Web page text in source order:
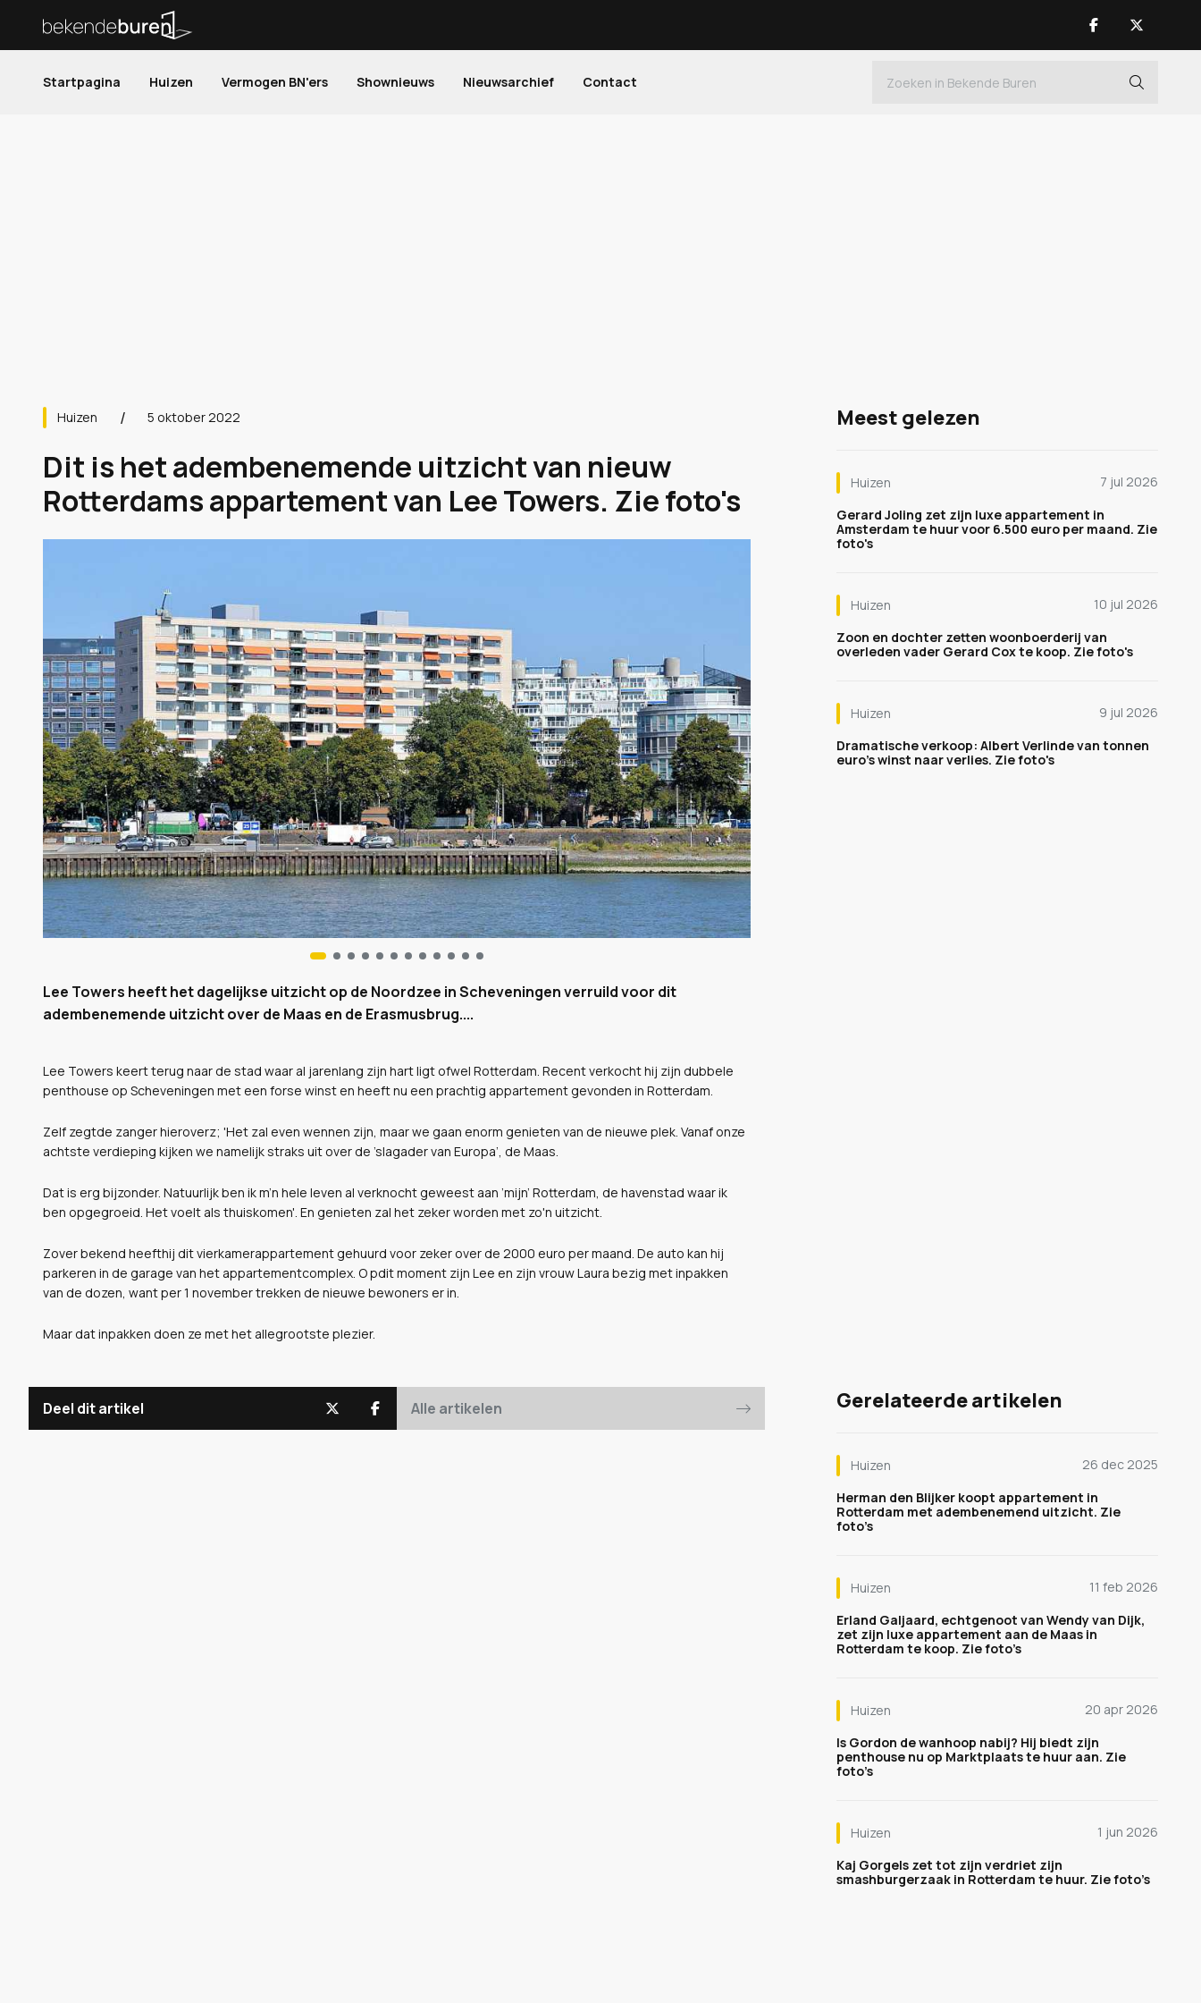
Startpagina Huizen Vermogen BN'ers Shownieuws Nieuwsarchief Contact
Huizen 5 oktober 2022
Dit is het adembenemende uitzicht van nieuw
Rotterdams appartement van Lee Towers. Zie foto's
Lee Towers heeft het dagelijkse uitzicht op de Noordzee in Scheveningen verruild voor dit
adembenemende uitzicht over de Maas en de Erasmusbrug....
Lee Towers keert terug naar de stad waar al jarenlang zijn hart ligt ofwel Rotterdam. Recent verkocht hij zijn dubbele
penthouse op Scheveningen met een forse winst en heeft nu een prachtig appartement gevonden in Rotterdam.
Zelf zegtde zanger hieroverz; 'Het zal even wennen zijn, maar we gaan enorm genieten van de nieuwe plek. Vanaf onze
achtste verdieping kijken we namelijk straks uit over de ’slagader van Europa’, de Maas.
Dat is erg bijzonder. Natuurlijk ben ik m’n hele leven al verknocht geweest aan ’mijn’ Rotterdam, de havenstad waar ik
ben opgegroeid. Het voelt als thuiskomen'. En genieten zal het zeker worden met zo'n uitzicht.
Zover bekend heefthij dit vierkamerappartement gehuurd voor zeker over de 2000 euro per maand. De auto kan hij
parkeren in de garage van het appartementcomplex. O pdit moment zijn Lee en zijn vrouw Laura bezig met inpakken
van de dozen, want per 1 november trekken de nieuwe bewoners er in.
Maar dat inpakken doen ze met het allegrootste plezier.
Deel dit artikel Alle artikelen
Meest gelezen
Huizen
7 jul 2026
Gerard Joling zet zijn luxe appartement in
Amsterdam te huur voor 6.500 euro per maand. Zie
foto's
Huizen
10 jul 2026
Zoon en dochter zetten woonboerderij van
overleden vader Gerard Cox te koop. Zie foto's
Huizen
9 jul 2026
Dramatische verkoop: Albert Verlinde van tonnen
euro's winst naar verlies. Zie foto's
Gerelateerde artikelen
Huizen
26 dec 2025
Herman den Blijker koopt appartement in
Rotterdam met adembenemend uitzicht. Zie
foto’s
Huizen
11 feb 2026
Erland Galjaard, echtgenoot van Wendy van Dijk,
zet zijn luxe appartement aan de Maas in
Rotterdam te koop. Zie foto’s
Huizen
20 apr 2026
Is Gordon de wanhoop nabij? Hij biedt zijn
penthouse nu op Marktplaats te huur aan. Zie
foto’s
Huizen
1 jun 2026
Kaj Gorgels zet tot zijn verdriet zijn
smashburgerzaak in Rotterdam te huur. Zie foto’s